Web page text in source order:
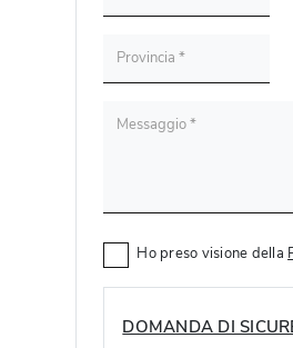
Ho preso visione della
DOMANDA DI